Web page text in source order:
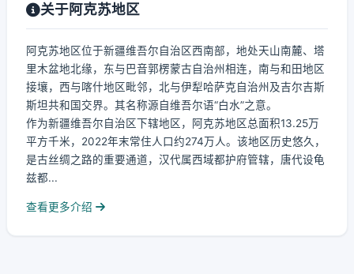
关于阿克苏地区
阿克苏地区位于新疆维吾尔自治区西南部，地处天山南麓、塔
里木盆地北缘，东与巴音郭楞蒙古自治州相连，南与和田地区
接壤，西与喀什地区毗邻，北与伊犁哈萨克自治州及吉尔吉斯
斯坦共和国交界。其名称源自维吾尔语“白水”之意。
作为新疆维吾尔自治区下辖地区，阿克苏地区总面积13.25万
平方千米，2022年末常住人口约274万人。该地区历史悠久，
是古丝绸之路的重要通道，汉代属西域都护府管辖，唐代设龟
兹都...
查看更多介绍